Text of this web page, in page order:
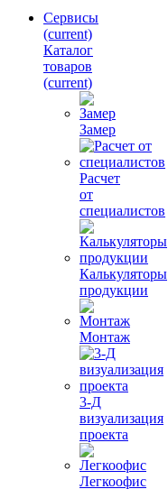
Сервисы
(current)
Каталог
товаров
(current)
Замер
Расчет
от
специалистов
Калькуляторы
продукции
Монтаж
3-Д
визуализация
проекта
Легкоофис